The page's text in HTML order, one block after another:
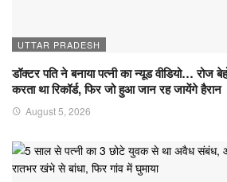
UTTAR PRADESH
डॉक्टर पति ने बनाया पत्नी का न्यूड वीडियो… रोज
करता था रिकॉर्ड, फिर जो हुआ जान रह जायेंगे हैरान
August 5, 2026